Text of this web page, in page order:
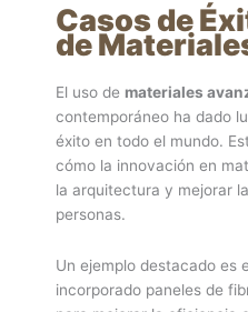
Casos de
de
El uso de materiales
contemporáneo ha dado
éxito en todo el mundo.
cómo la innovación en
la arquitectura y mejorar
personas.
Un ejemplo destacado es
incorporado paneles de